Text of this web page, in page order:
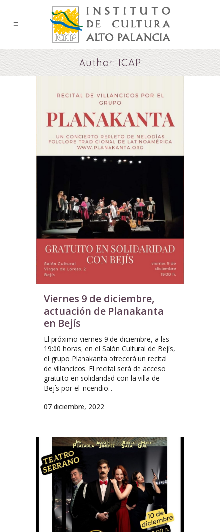
Author: ICAP
Viernes 9 de diciembre,
actuación de Planakanta
en Bejís
El próximo viernes 9 de diciembre, a las
19:00 horas, en el Salón Cultural de Bejís,
el grupo Planakanta ofrecerá un recital
de villancicos. El recital será de acceso
gratuito en solidaridad con la villa de
Bejís por el incendio...
07 diciembre, 2022